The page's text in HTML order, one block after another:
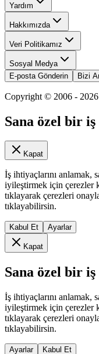
Yardım
Hakkımızda
Veri Politikamız
Sosyal Medya
E-posta Gönderin
Bizi
Copyright © 2006 - 2026
Sana özel bir
Kapat
İş ihtiyaçlarını anlamak,
iyileştirmek için çerezler
tıklayarak çerezleri
tıklayabilirsin.
Kabul Et Ayarlar
Kapat
Sana özel bir
İş ihtiyaçlarını anlamak,
iyileştirmek için çerezler
tıklayarak çerezleri
tıklayabilirsin.
Ayarlar Kabul Et